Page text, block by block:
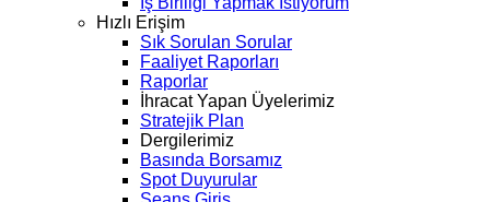
Hızlı Erişim
Sık Sorulan Sorular
Faaliyet Raporları
Raporlar
İhracat Yapan Üyelerimiz
Stratejik Plan
Dergilerimiz
Basında Borsamız
Spot Duyurular